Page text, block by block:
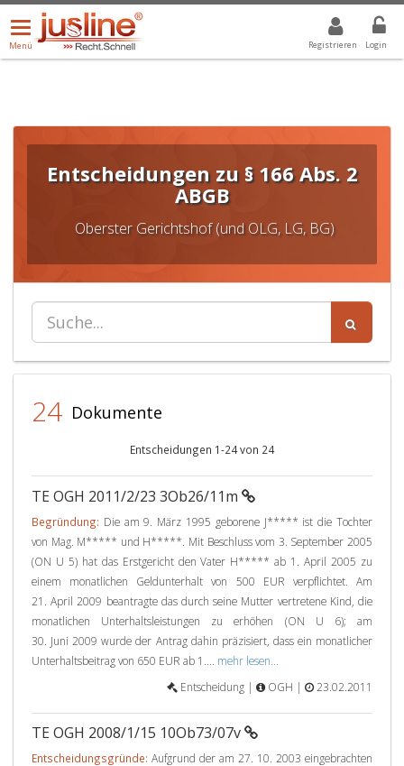
Registrieren Login
Menü
öffnen/schließen
Menü
ALLE DROPDOWN: GEWÄHLTER WERT IST ALLE
Entscheidungen zu § 166 Abs. 2
ABGB
Oberster Gerichtshof (und OLG, LG, BG)
24 Dokumente
Entscheidungen 1-24 von 24
TE OGH 2011/2/23 3Ob26/11m
Begründung: Die am 9. März 1995 geborene J***** ist die Tochter
von Mag. M***** und H*****. Mit Beschluss vom 3. September 2005
(ON U 5) hat das Erstgericht den Vater H***** ab 1. April 2005 zu
einem monatlichen Geldunterhalt von 500 EUR verpflichtet. Am
21. April 2009 beantragte das durch seine Mutter vertretene Kind, die
monatlichen Unterhaltsleistungen zu erhöhen (ON U 6); am
30. Juni 2009 wurde der Antrag dahin präzisiert, dass ein monatlicher
Unterhaltsbeitrag von 650 EUR ab 1.... mehr lesen...
Entscheidung |
OGH | 23.02.2011
TE OGH 2008/1/15 10Ob73/07v
Entscheidungsgründe: Aufgrund der am 27. 10. 2003 eingebrachten